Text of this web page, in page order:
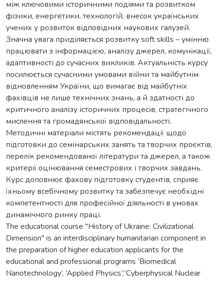
між ключовими історичними подіями та розвитком
фізики, енергетики, технологій, внесок українських
учених у розвиток відповідних наукових галузей.
Значна увага приділяється розвитку soft skills – умінню
працювати з інформацією, аналізу джерел, комунікації,
адаптивності до сучасних викликів. Актуальність курсу
посилюється сучасними умовами війни та майбутнім
відновленням України, що вимагає від майбутніх
фахівців не лише технічних знань, а й здатності до
критичного аналізу історичних процесів, стратегічного
мислення та громадянської відповідальності.
Методичні матеріали містять рекомендації щодо
підготовки до семінарських занять та творчих проєктів,
перелік рекомендованої літератури та джерел, а також
критерії оцінювання семестрових і творчих завдань.
Курс доповнює фахову підготовку студентів, сприяє
їхньому всебічному розвитку та забезпечує необхідні
компетентності для професійної діяльності в умовах
динамічного ринку праці.
The educational course "History of Ukraine: Civilizational
Dimension" is an interdisciplinary humanitarian component in
the preparation of higher education applicants for the
educational and professional programs ‘Biomedical
Nanotechnology’, ‘Applied Physics’,”Cyberphysical Nuclear